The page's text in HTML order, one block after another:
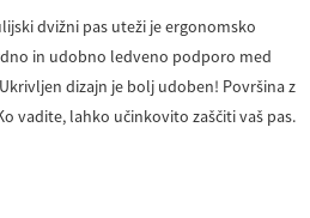
dvižni pas uteži je ergonomsko
in udobno ledveno podporo med
dizajn je bolj udoben! Površina z
vadite, lahko učinkovito zaščiti vaš pas.